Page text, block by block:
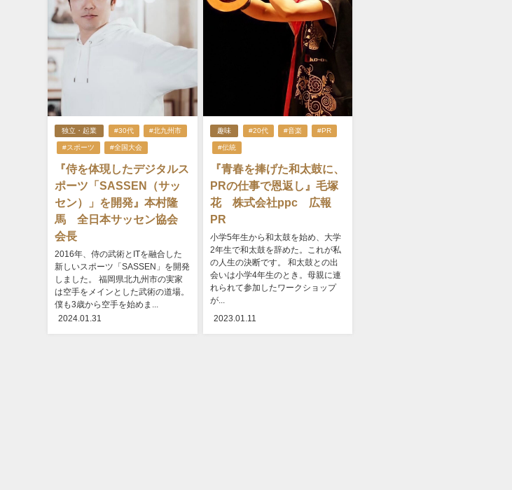
独立・起業 #30代 #北九州市
#スポーツ #全国大会
『侍を体現したデジタルス
ポーツ「SASSEN（サッ
セン）」を開発』本村隆
馬 全日本サッセン協会
会長
2016年、侍の武術とITを融合した
新しいスポーツ「SASSEN」を開発
しました。 福岡県北九州市の実家
は空手をメインとした武術の道場。
僕も3歳から空手を始めま...
2024.01.31
趣味 #20代 #音楽 #PR
#伝統
『青春を捧げた和太鼓に、
PRの仕事で恩返し』毛塚
花 株式会社ppc 広報
PR
小学5年生から和太鼓を始め、大学
2年生で和太鼓を辞めた。これが私
の人生の決断です。 和太鼓との出
会いは小学4年生のとき。母親に連
れられて参加したワークショップ
が...
2023.01.11